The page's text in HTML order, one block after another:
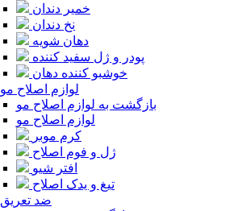
خمیر دندان
نخ دندان
دهان شویه
پودر و ژل سفید کننده
خوشبو کننده دهان
لوازم اصلاح مو
بازگشت به لوازم اصلاح مو
لوازم اصلاح مو
کرم موبر
ژل و فوم اصلاح
افتر شیو
تیغ و یدک اصلاح
ضد تعریق